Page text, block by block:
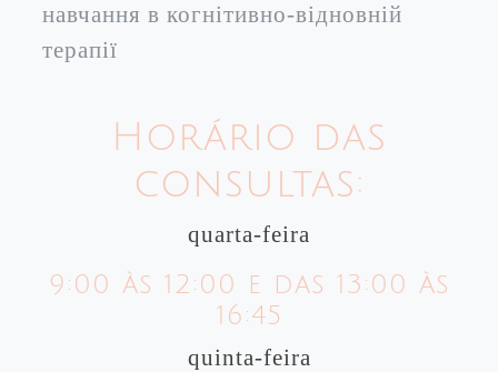
навчання в когнітивно-відновній
терапії
Horário das
consultas:
quarta-feira
9:00 às 12:00 e das 13:00 às
16:45
quinta-feira